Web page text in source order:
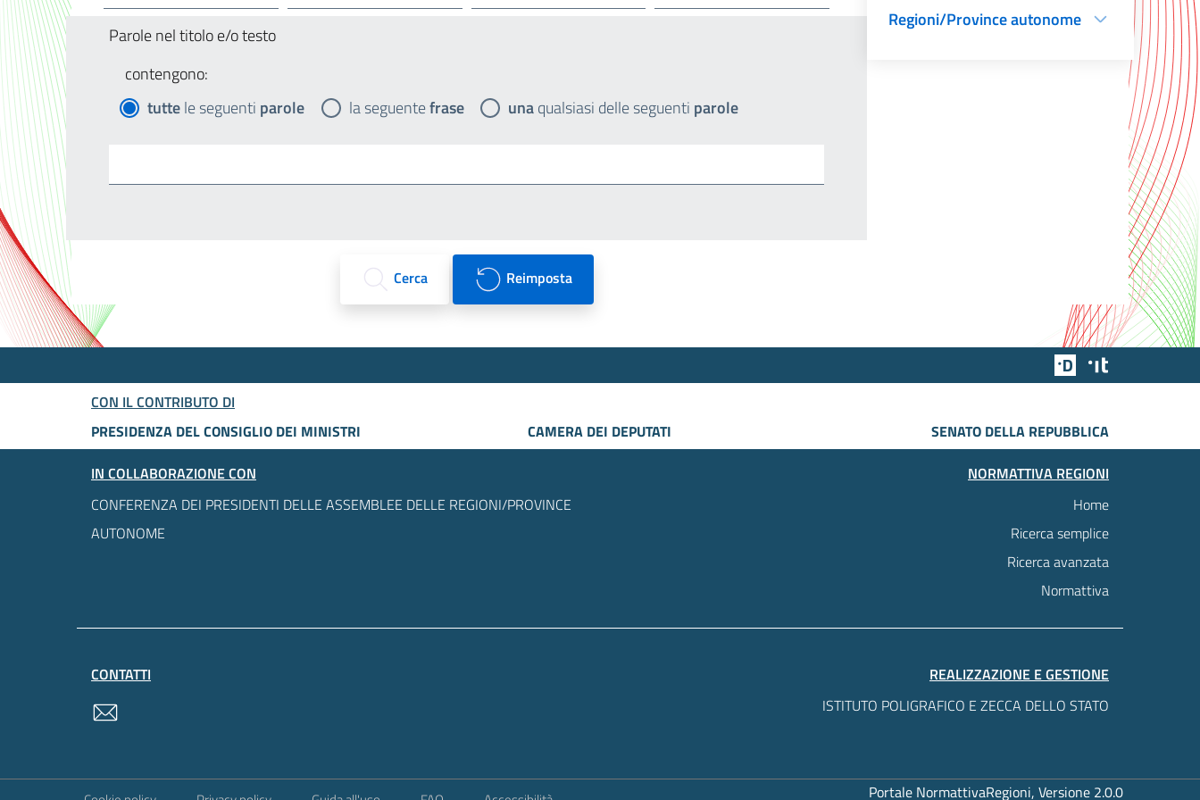
Parole nel titolo e/o testo
contengono:
tuttele seguenti parole la seguentefrase unaqualsiasi delle seguenti parole
Cerca Reimposta
Regioni/Province autonome
Team Digitale
CON IL CONTRIBUTO DI
PRESIDENZA DEL CONSIGLIO DEI MINISTRI
CAMERA DEI DEPUTATI
SENATO DELLA REPUBBLICA
IN COLLABORAZIONE CON
CONFERENZA DEI PRESIDENTI DELLE ASSEMBLEE DELLE REGIONI/PROVINCE
AUTONOME
NORMATTIVA REGIONI
Home
Ricerca semplice
Ricerca avanzata
Normattiva
CONTATTI
REALIZZAZIONE E GESTIONE
ISTITUTO POLIGRAFICO E ZECCA DELLO STATO
Portale NormattivaRegioni, Versione 2.0.0